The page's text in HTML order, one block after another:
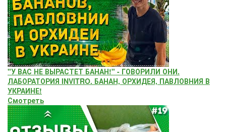
"У ВАС НЕ ВЫРАСТЕТ БАНАН!" - ГОВОРИЛИ ОНИ.
ЛАБОРАТОРИЯ INVITRO. БАНАН, ОРХИДЕЯ, ПАВЛОВНИЯ В
УКРАИНЕ!
Смотреть